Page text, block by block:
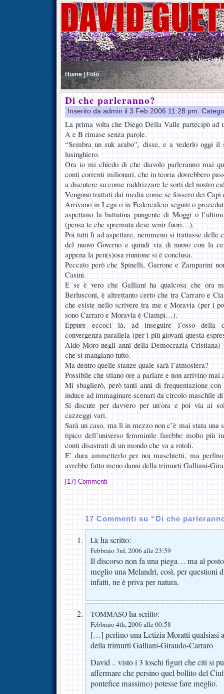
Home | Foto
Di che parleranno?
Inserito da admin il 3 Feb 2006 11:28 pm.
La prima volta che Diego Della Valle partecipò ad
A e B rimase senza parole.
“Sembra un suk arabo”, disse, e a vederlo oggi
lusinghiero.
Ora io mi chiedo di che diavolo parleranno mai
conti correnti milionari, che in teoria dovrebbero
a discutere su come raddrizzare le sorti del nostro
Vengono trattati dai media come se fossero dei Capi
Arrivano in Lega o in Federcalcio seguiti o
aspettano la battutina pungente di Moggi o
(pensa te che spremuta deve venir fuori…).
Poi tutti lì ad aspettare, nemmeno si trattasse delle
del nuovo Governo e quindi via di nuovo con la
appena la pen(s)osa riunione si è conclusa.
Peccato però che Spinelli, Garrone e Zamparini
Casini.
E se è vero che Galliani ha qualcosa che ora
Berlusconi, è altrettanto certo che tra Carraro e
che esiste nello scrivere tra me e Moravia (per i
sono Carraro e Moravia è Ciampi…).
Eppure eccoci là, ad inseguire l’osso della
convergenza parallela (per i più giovani questa
Aldo Moro negli anni della Democrazia
che si mangiano tutto.
Ma dentro quelle stanze quale sarà l’atmosfera?
Possibile che stiano ore a parlare e non arrivino mai
Mi sbaglierò, però tanti anni di frequentazione
induce ad immaginare scenari da circolo maschile
Si discute per davvero per un’ora e poi via ai
cazzeggi vari.
Sarà un caso, ma lì in mezzo non c’è mai stata una
tipico dell’universo femminile farebbe molto più
conti disastrati di un mondo che va a rotoli.
E’ dura ammetterlo per noi maschietti, ma
avrebbe fatto meno danni della trimurti Galliani-
[17] Commenti
17 Commenti su “Di che
Lk ha scritto:
Febbraio 3rd, 2006 alle 23:59
Il discorso non fa una piega… ma al
meglio una Melandri, così, per questioni
infatti, ne è priva per natura.
TOMMASO ha scritto:
Febbraio 4th, 2006 alle 00:58
[…] perfino una Letizia Moratti qualsiasi
della trimurti Galliani-Giraudo-Carraro
David .. visto i 3 loschi figuri che citi si
affermare che persino quel bollito del
pontefice massimo) potesse fare meglio.